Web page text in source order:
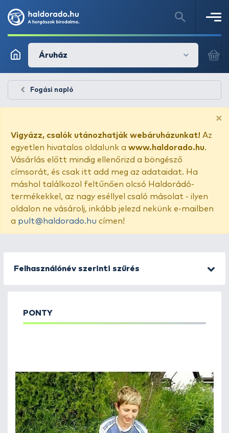
Áruház
Fogási napló
×
Vigyázz, csalók utánozhatják webáruházunkat! Az
egyetlen hivatalos oldalunk a www.haldorado.hu.
Vásárlás előtt mindig ellenőrizd a böngésző
címsorát, és csak itt add meg az adataidat. Ha
máshol találkozol feltűnően olcsó Haldorádó-
termékekkel, az nagy eséllyel csaló másolat - ilyen
oldalon ne vásárolj, inkább jelezd nekünk e-mailben
a pult@haldorado.hu címen!
Felhasználónév szerinti szűrés
PONTY